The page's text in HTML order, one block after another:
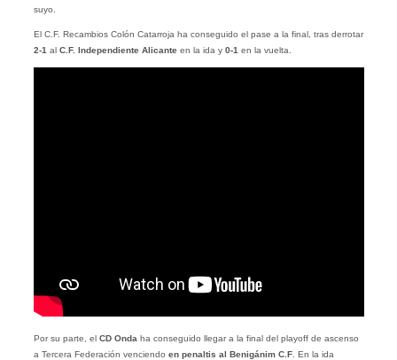
suyo.
El C.F. Recambios Colón Catarroja ha conseguido el pase a la final, tras derrotar
2-1 al C.F. Independiente Alicanteen la ida y 0-1 en la vuelta.
Por su parte, el CD Onda ha conseguido llegar a la final del playoff de ascenso
a Tercera Federación venciendo en penaltis al Benigánim C.F. En la ida